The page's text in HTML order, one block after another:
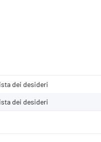
dei desideri
dei desideri